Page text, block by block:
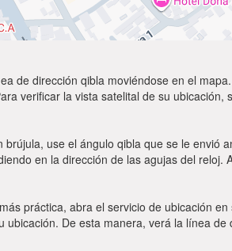
de dirección qibla moviéndose en el
verificar la vista satelital de su
brújula, use el ángulo qibla que se le envió
en la dirección de las agujas del
práctica, abra el servicio de ubicación
De esta manera, verá la línea